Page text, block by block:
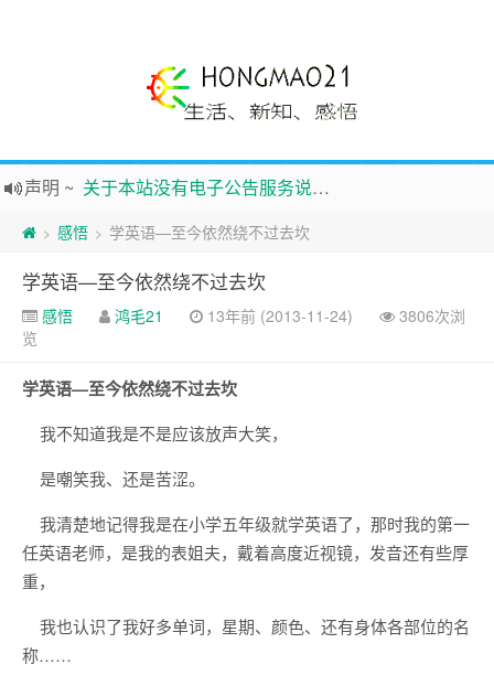
声明 ~ 关于本站没有电子公告服务说明-20180517
践行自由、开放、互助分享的互联网精神
鸿毛21-生活、新知、感悟 hongmao21.com
新的启程
> 感悟 > 学英语—至今依然绕不过去坎
学英语—至今依然绕不过去坎
感悟 鸿毛21 13年前 (2013-11-24)
3806次浏
览
学英语—至今依然绕不过去坎
我不知道我是不是应该放声大笑，
是嘲笑我、还是苦涩。
我清楚地记得我是在小学五年级就学英语了，那时我的第一
任英语老师，是我的表姐夫，戴着高度近视镜，发音还有些厚
重，
我也认识了我好多单词，星期、颜色、还有身体各部位的名
称……